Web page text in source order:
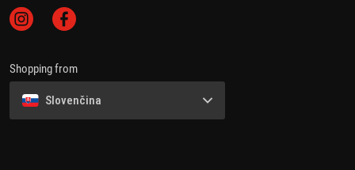
Shopping from
Slovenčina